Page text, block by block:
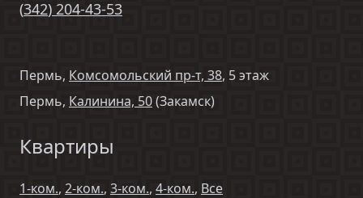
(342) 204-43-53
Пермь, Комсомольский пр-т, 38, 5 этаж
Пермь, Калинина, 50(Закамск)
Квартиры
1-ком., 2-ком., 3-ком., 4-ком., Все